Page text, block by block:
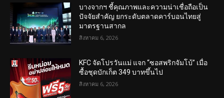
บางจากฯ ชี้คุณภาพและความน่าเชื่อถือเป็น
ปัจจัยสำคัญ ยกระดับตลาดคาร์บอนไทยสู่
มาตรฐานสากล
สิงหาคม 6, 2026
KFC จัดโปรวันแม่ แจก “ซอสพริกจัมโบ้” เมื่อ
ซื้อชุดบักเก็ต 349 บาทขึ้นไป
สิงหาคม 6, 2026